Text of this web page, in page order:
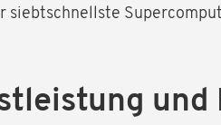
siebtschnellste
und